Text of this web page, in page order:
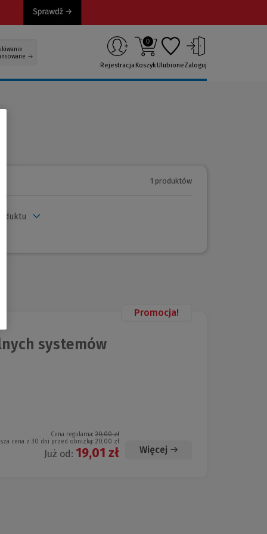
Rejestracja
0
KoszykUlubioneZaloguj
1 produktów
Promocja!
systemów
Cena regularna: 20,00 zł
cena z 30 dni przed obniżką: 20,00 zł
Już od: 19,01 zł Więcej